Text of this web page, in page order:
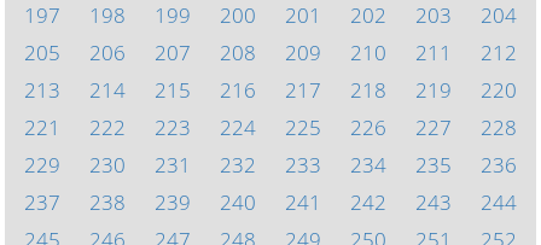
197
198 199 200 201 202 203
204
205
206 207 208 209 210 211
212
213
214 215 216 217 218 219
220
221
222 223 224 225 226 227
228
229
230 231 232 233 234 235
236
237
238 239 240 241 242 243
244